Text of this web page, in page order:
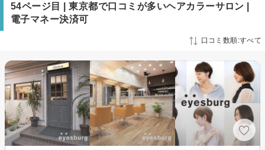
54ページ目 | 東京都で口コミが多いヘアカラーサロン |
電子マネー決済可
口コミ数順:すべて